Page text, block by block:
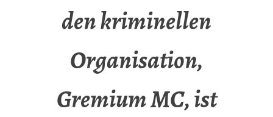
den kriminellen
Organisation,
Gremium MC, ist